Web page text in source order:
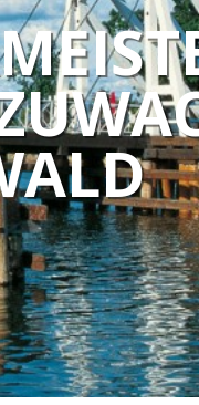
Woche
Classics
Bodensee